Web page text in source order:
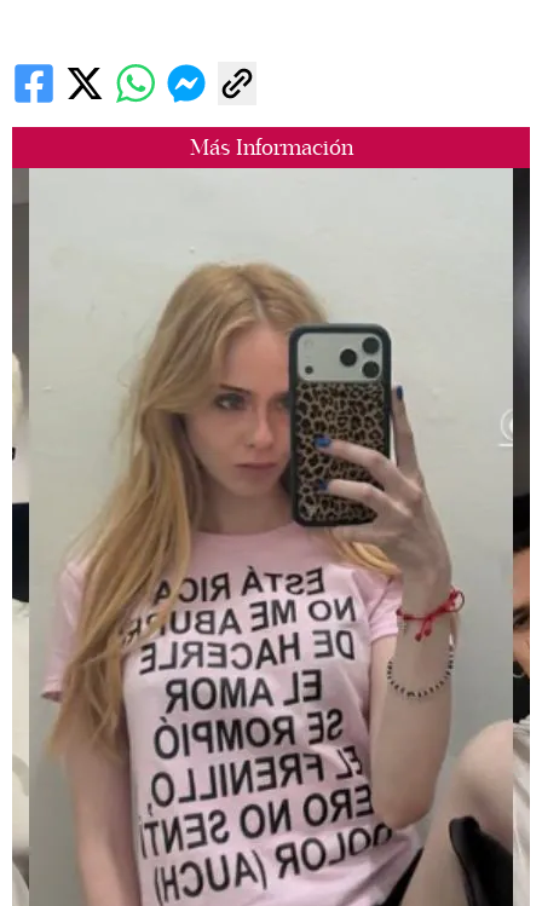
Más Información